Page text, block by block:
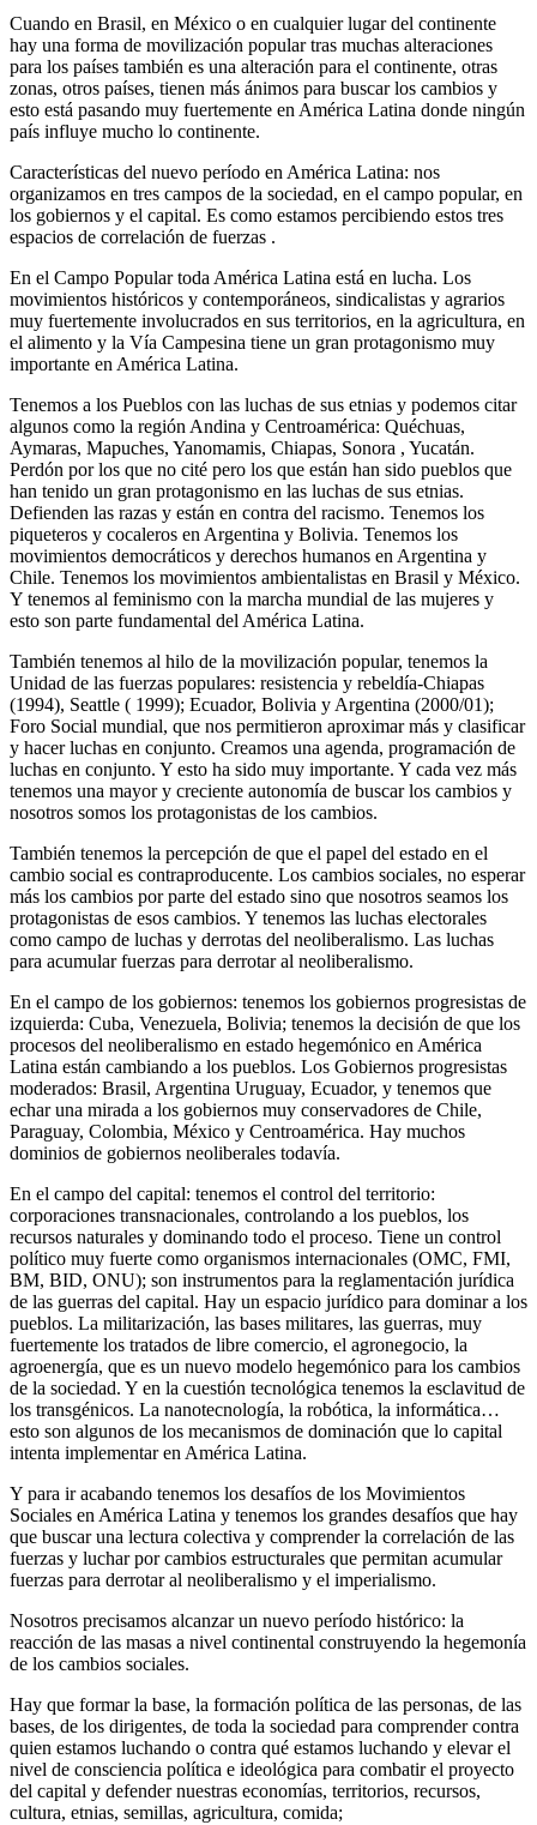
Cuando en Brasil, en México o en cualquier lugar del continente
hay una forma de movilización popular tras muchas alteraciones
para los países también es una alteración para el continente, otras
zonas, otros países, tienen más ánimos para buscar los cambios y
esto está pasando muy fuertemente en América Latina donde ningún
país influye mucho lo continente.
Características del nuevo período en América Latina: nos
organizamos en tres campos de la sociedad, en el campo popular, en
los gobiernos y el capital. Es como estamos percibiendo estos tres
espacios de correlación de fuerzas .
En el Campo Popular toda América Latina está en lucha. Los
movimientos históricos y contemporáneos, sindicalistas y agrarios
muy fuertemente involucrados en sus territorios, en la agricultura, en
el alimento y la Vía Campesina tiene un gran protagonismo muy
importante en América Latina.
Tenemos a los Pueblos con las luchas de sus etnias y podemos citar
algunos como la región Andina y Centroamérica: Quéchuas,
Aymaras, Mapuches, Yanomamis, Chiapas, Sonora , Yucatán.
Perdón por los que no cité pero los que están han sido pueblos que
han tenido un gran protagonismo en las luchas de sus etnias.
Defienden las razas y están en contra del racismo. Tenemos los
piqueteros y cocaleros en Argentina y Bolivia. Tenemos los
movimientos democráticos y derechos humanos en Argentina y
Chile. Tenemos los movimientos ambientalistas en Brasil y México.
Y tenemos al feminismo con la marcha mundial de las mujeres y
esto son parte fundamental del América Latina.
También tenemos al hilo de la movilización popular, tenemos la
Unidad de las fuerzas populares: resistencia y rebeldía-Chiapas
(1994), Seattle ( 1999); Ecuador, Bolivia y Argentina (2000/01);
Foro Social mundial, que nos permitieron aproximar más y clasificar
y hacer luchas en conjunto. Creamos una agenda, programación de
luchas en conjunto. Y esto ha sido muy importante. Y cada vez más
tenemos una mayor y creciente autonomía de buscar los cambios y
nosotros somos los protagonistas de los cambios.
También tenemos la percepción de que el papel del estado en el
cambio social es contraproducente. Los cambios sociales, no esperar
más los cambios por parte del estado sino que nosotros seamos los
protagonistas de esos cambios. Y tenemos las luchas electorales
como campo de luchas y derrotas del neoliberalismo. Las luchas
para acumular fuerzas para derrotar al neoliberalismo.
En el campo de los gobiernos: tenemos los gobiernos progresistas de
izquierda: Cuba, Venezuela, Bolivia; tenemos la decisión de que los
procesos del neoliberalismo en estado hegemónico en América
Latina están cambiando a los pueblos. Los Gobiernos progresistas
moderados: Brasil, Argentina Uruguay, Ecuador, y tenemos que
echar una mirada a los gobiernos muy conservadores de Chile,
Paraguay, Colombia, México y Centroamérica. Hay muchos
dominios de gobiernos neoliberales todavía.
En el campo del capital: tenemos el control del territorio:
corporaciones transnacionales, controlando a los pueblos, los
recursos naturales y dominando todo el proceso. Tiene un control
político muy fuerte como organismos internacionales (OMC, FMI,
BM, BID, ONU); son instrumentos para la reglamentación jurídica
de las guerras del capital. Hay un espacio jurídico para dominar a los
pueblos. La militarización, las bases militares, las guerras, muy
fuertemente los tratados de libre comercio, el agronegocio, la
agroenergía, que es un nuevo modelo hegemónico para los cambios
de la sociedad. Y en la cuestión tecnológica tenemos la esclavitud de
los transgénicos. La nanotecnología, la robótica, la informática…
esto son algunos de los mecanismos de dominación que lo capital
intenta implementar en América Latina.
Y para ir acabando tenemos los desafíos de los Movimientos
Sociales en América Latina y tenemos los grandes desafíos que hay
que buscar una lectura colectiva y comprender la correlación de las
fuerzas y luchar por cambios estructurales que permitan acumular
fuerzas para derrotar al neoliberalismo y el imperialismo.
Nosotros precisamos alcanzar un nuevo período histórico: la
reacción de las masas a nivel continental construyendo la hegemonía
de los cambios sociales.
Hay que formar la base, la formación política de las personas, de las
bases, de los dirigentes, de toda la sociedad para comprender contra
quien estamos luchando o contra qué estamos luchando y elevar el
nivel de consciencia política e ideológica para combatir el proyecto
del capital y defender nuestras economías, territorios, recursos,
cultura, etnias, semillas, agricultura, comida;